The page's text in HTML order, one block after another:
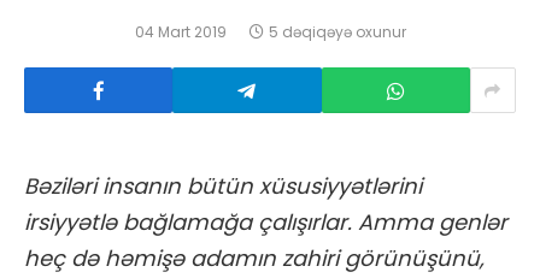
04 Mart 2019 5 dəqiqəyə oxunur
Bəziləri insanın bütün xüsusiyyətlərini
irsiyyətlə bağlamağa çalışırlar. Amma genlər
heç də həmişə adamın zahiri görünüşünü,